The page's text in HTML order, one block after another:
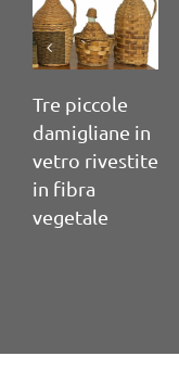
Tre piccole
damigliane in
vetro rivestite
in fibra
vegetale